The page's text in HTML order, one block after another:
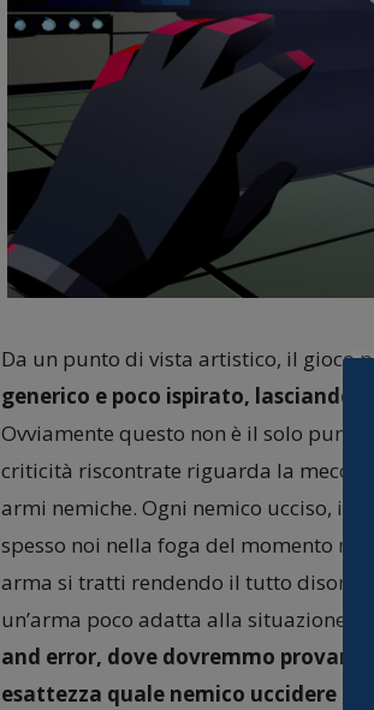
Da un punto di vista artistico, il gioco
generico e poco ispirato, lasciando
Ovviamente questo non è il solo
criticità riscontrate riguarda la
armi nemiche. Ogni nemico ucciso,
spesso noi nella foga del momento
arma si tratti rendendo il tutto
un’arma poco adatta alla situazione.
and error, dove dovremmo provare
esattezza quale nemico uccidere in